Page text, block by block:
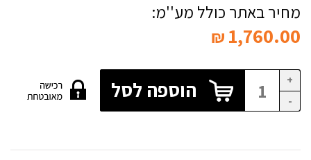
מחיר באתר כולל מע''מ:
1,760.00
₪
+
-
הוספה לסל